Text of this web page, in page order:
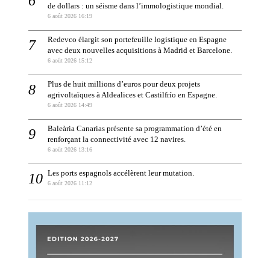
de dollars : un séisme dans l’immologistique mondial.
6 août 2026 16:19
Redevco élargit son portefeuille logistique en Espagne
avec deux nouvelles acquisitions à Madrid et Barcelone.
6 août 2026 15:12
Plus de huit millions d’euros pour deux projets
agrivoltaïques à Aldealices et Castilfrío en Espagne.
6 août 2026 14:49
Baleària Canarias présente sa programmation d’été en
renforçant la connectivité avec 12 navires.
6 août 2026 13:16
Les ports espagnols accélèrent leur mutation.
6 août 2026 11:12